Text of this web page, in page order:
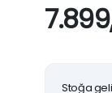
Stoğa